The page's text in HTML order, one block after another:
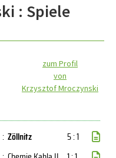
: Spiele
zum Profil
von
Krzysztof Mroczynski
: Zöllnitz
5 : 1